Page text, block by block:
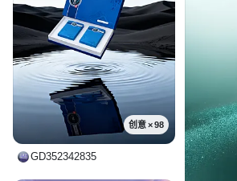
创意 × 98
GD352342835